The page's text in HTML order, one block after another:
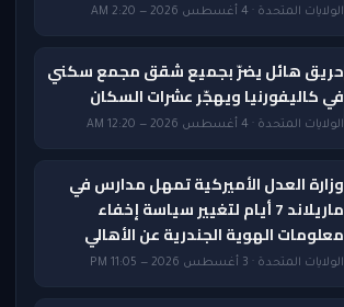
الولايات المتحدة · 4 أغسطس 2026 — 2:20 AM
حريق هائل يضرّ بجميع شقق مجمع سكني
في كاليفورنيا ويهجّر عشرات السكان
الولايات المتحدة · 4 أغسطس 2026 — 12:20 AM
وزارة العدل الأميركية تمهل مدارس في
ماريلاند 7 أيام لتغيير سياسة إخفاء
معلومات الهوية الجندرية عن الأهالي
الولايات المتحدة · 3 أغسطس 2026 — 11:05 PM